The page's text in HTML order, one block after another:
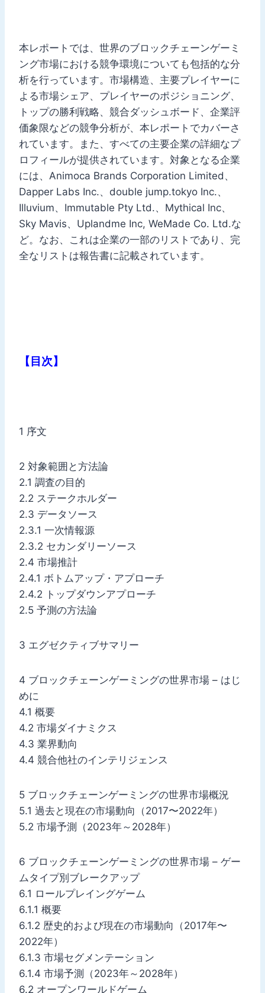
本レポートでは、世界のブロックチェーンゲーミ
ング市場における競争環境についても包括的な分
析を行っています。市場構造、主要プレイヤーに
よる市場シェア、プレイヤーのポジショニング、
トップの勝利戦略、競合ダッシュボード、企業評
価象限などの競争分析が、本レポートでカバーさ
れています。また、すべての主要企業の詳細なプ
ロフィールが提供されています。対象となる企業
には、Animoca Brands Corporation Limited、
Dapper Labs Inc.、double jump.tokyo Inc.、
Illuvium、Immutable Pty Ltd.、Mythical Inc、
Sky Mavis、Uplandme Inc, WeMade Co. Ltd.な
ど。なお、これは企業の一部のリストであり、完
全なリストは報告書に記載されています。
【目次】
1 序文
2 対象範囲と方法論
2.1 調査の目的
2.2 ステークホルダー
2.3 データソース
2.3.1 一次情報源
2.3.2 セカンダリーソース
2.4 市場推計
2.4.1 ボトムアップ・アプローチ
2.4.2 トップダウンアプローチ
2.5 予測の方法論
3 エグゼクティブサマリー
4 ブロックチェーンゲーミングの世界市場 – はじ
めに
4.1 概要
4.2 市場ダイナミクス
4.3 業界動向
4.4 競合他社のインテリジェンス
5 ブロックチェーンゲーミングの世界市場概況
5.1 過去と現在の市場動向（2017〜2022年）
5.2 市場予測（2023年～2028年）
6 ブロックチェーンゲーミングの世界市場 – ゲー
ムタイプ別ブレークアップ
6.1 ロールプレイングゲーム
6.1.1 概要
6.1.2 歴史的および現在の市場動向（2017年〜
2022年）
6.1.3 市場セグメンテーション
6.1.4 市場予測（2023年～2028年）
6.2 オープンワールドゲーム